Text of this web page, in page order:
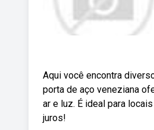
Aqui você encontra
porta de aço veneziana
ar e luz. É ideal para
juros!